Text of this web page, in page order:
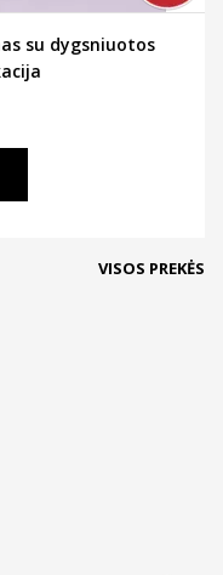
su dygsniuotos
VISOS PREKĖS